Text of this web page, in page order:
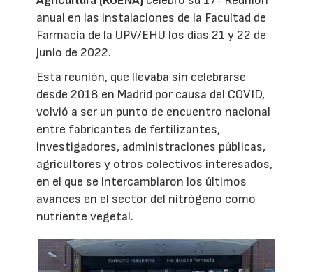
anual en las instalaciones de la Facultad de
Farmacia de la UPV/EHU los días 21 y 22 de
junio de 2022.
Esta reunión, que llevaba sin celebrarse
desde 2018 en Madrid por causa del COVID,
volvió a ser un punto de encuentro nacional
entre fabricantes de fertilizantes,
investigadores, administraciones públicas,
agricultores y otros colectivos interesados,
en el que se intercambiaron los últimos
avances en el sector del nitrógeno como
nutriente vegetal.